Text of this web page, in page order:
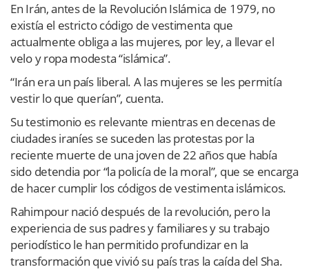
En Irán, antes de la Revolución Islámica de 1979, no
existía el estricto código de vestimenta que
actualmente obliga a las mujeres, por ley, a llevar el
velo y ropa modesta “islámica”.
“Irán era un país liberal. A las mujeres se les permitía
vestir lo que querían”, cuenta.
Su testimonio es relevante mientras en decenas de
ciudades iraníes se suceden las protestas por la
reciente muerte de una joven de 22 años que había
sido detendia por “la policía de la moral”, que se encarga
de hacer cumplir los códigos de vestimenta islámicos.
Rahimpour nació después de la revolución, pero la
experiencia de sus padres y familiares y su trabajo
periodístico le han permitido profundizar en la
transformación que vivió su país tras la caída del Sha.